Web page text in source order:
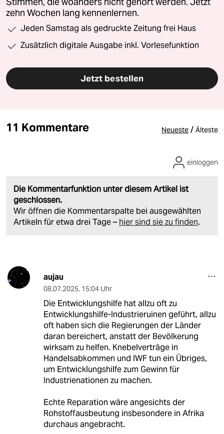
zehn Wochen lang kennenlernen.
Jeden Samstag als gedruckte Zeitung frei Haus
Zusätzlich digitale Ausgabe inkl. Vorlesefunktion
Jetzt bestellen
11 Kommentare Neueste / Älteste
Die Kommentarfunktion unter diesem Artikel ist
geschlossen.
Wir öffnen die Kommentarspalte bei ausgewählten
Artikeln für etwa drei Tage – hier sind sie zu finden.
einloggen
aujau
08.07.2025, 15:04 Uhr
Die Entwicklungshilfe hat allzu oft zu
Entwicklungshilfe-Industrieruinen geführt, allzu
oft haben sich die Regierungen der Länder
daran bereichert, anstatt der Bevölkerung
wirksam zu helfen. Knebelverträge in
Handelsabkommen und IWF tun ein Übriges,
um Entwicklungshilfe zum Gewinn für
Industrienationen zu machen.
Echte Reparation wäre angesichts der
Rohstoffausbeutung insbesondere in Afrika
durchaus angebracht.